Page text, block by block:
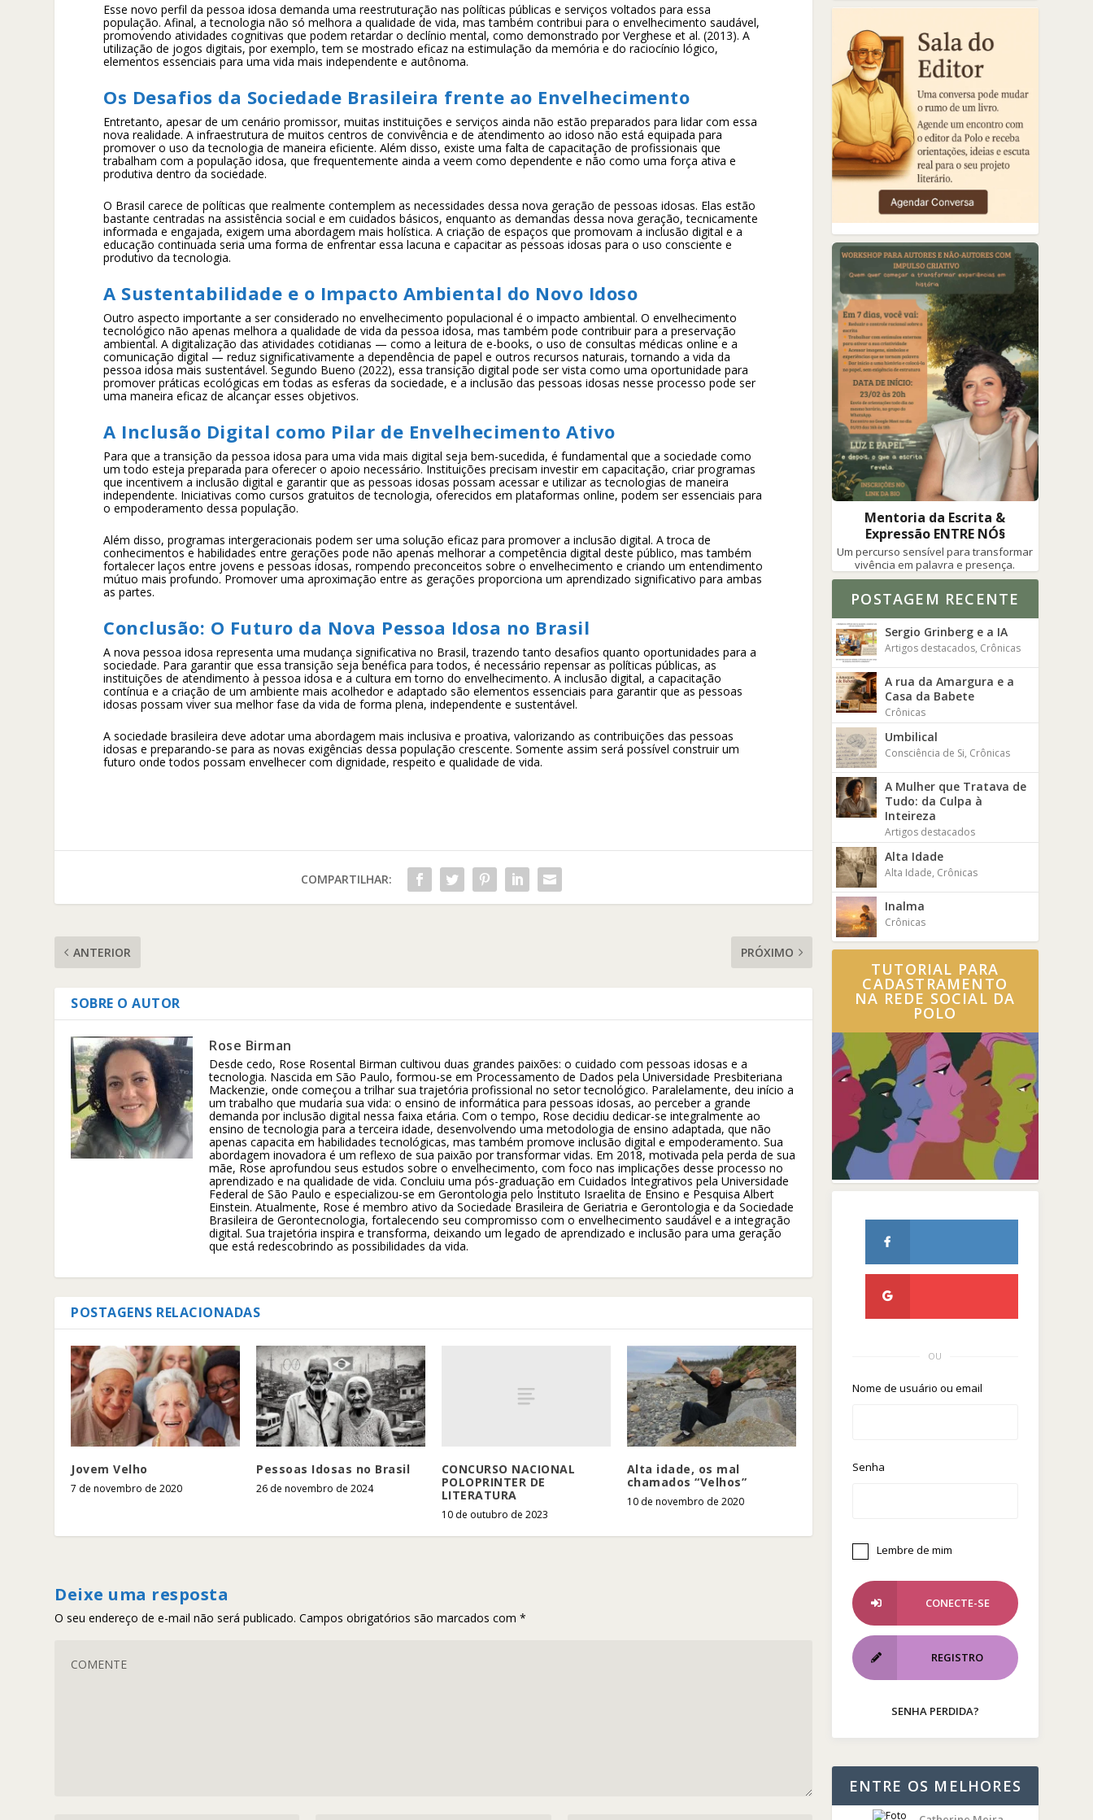
Esse novo perfil da pessoa idosa demanda uma reestruturação nas políticas públicas e serviços voltados para essa
população. Afinal, a tecnologia não só melhora a qualidade de vida, mas também contribui para o envelhecimento saudável,
promovendo atividades cognitivas que podem retardar o declínio mental, como demonstrado por Verghese et al. (2013). A
utilização de jogos digitais, por exemplo, tem se mostrado eficaz na estimulação da memória e do raciocínio lógico,
elementos essenciais para uma vida mais independente e autônoma.
Os Desafios da Sociedade Brasileira frente ao Envelhecimento
Entretanto, apesar de um cenário promissor, muitas instituições e serviços ainda não estão preparados para lidar com essa
nova realidade. A infraestrutura de muitos centros de convivência e de atendimento ao idoso não está equipada para
promover o uso da tecnologia de maneira eficiente. Além disso, existe uma falta de capacitação de profissionais que
trabalham com a população idosa, que frequentemente ainda a veem como dependente e não como uma força ativa e
produtiva dentro da sociedade.
O Brasil carece de políticas que realmente contemplem as necessidades dessa nova geração de pessoas idosas. Elas estão
bastante centradas na assistência social e em cuidados básicos, enquanto as demandas dessa nova geração, tecnicamente
informada e engajada, exigem uma abordagem mais holística. A criação de espaços que promovam a inclusão digital e a
educação continuada seria uma forma de enfrentar essa lacuna e capacitar as pessoas idosas para o uso consciente e
produtivo da tecnologia.
A Sustentabilidade e o Impacto Ambiental do Novo Idoso
Outro aspecto importante a ser considerado no envelhecimento populacional é o impacto ambiental. O envelhecimento
tecnológico não apenas melhora a qualidade de vida da pessoa idosa, mas também pode contribuir para a preservação
ambiental. A digitalização das atividades cotidianas — como a leitura de e-books, o uso de consultas médicas online e a
comunicação digital — reduz significativamente a dependência de papel e outros recursos naturais, tornando a vida da
pessoa idosa mais sustentável. Segundo Bueno (2022), essa transição digital pode ser vista como uma oportunidade para
promover práticas ecológicas em todas as esferas da sociedade, e a inclusão das pessoas idosas nesse processo pode ser
uma maneira eficaz de alcançar esses objetivos.
A Inclusão Digital como Pilar de Envelhecimento Ativo
Para que a transição da pessoa idosa para uma vida mais digital seja bem-sucedida, é fundamental que a sociedade como
um todo esteja preparada para oferecer o apoio necessário. Instituições precisam investir em capacitação, criar programas
que incentivem a inclusão digital e garantir que as pessoas idosas possam acessar e utilizar as tecnologias de maneira
independente. Iniciativas como cursos gratuitos de tecnologia, oferecidos em plataformas online, podem ser essenciais para
o empoderamento dessa população.
Além disso, programas intergeracionais podem ser uma solução eficaz para promover a inclusão digital. A troca de
conhecimentos e habilidades entre gerações pode não apenas melhorar a competência digital deste público, mas também
fortalecer laços entre jovens e pessoas idosas, rompendo preconceitos sobre o envelhecimento e criando um entendimento
mútuo mais profundo. Promover uma aproximação entre as gerações proporciona um aprendizado significativo para ambas
as partes.
Conclusão: O Futuro da Nova Pessoa Idosa no Brasil
A nova pessoa idosa representa uma mudança significativa no Brasil, trazendo tanto desafios quanto oportunidades para a
sociedade. Para garantir que essa transição seja benéfica para todos, é necessário repensar as políticas públicas, as
instituições de atendimento à pessoa idosa e a cultura em torno do envelhecimento. A inclusão digital, a capacitação
contínua e a criação de um ambiente mais acolhedor e adaptado são elementos essenciais para garantir que as pessoas
idosas possam viver sua melhor fase da vida de forma plena, independente e sustentável.
A sociedade brasileira deve adotar uma abordagem mais inclusiva e proativa, valorizando as contribuições das pessoas
idosas e preparando-se para as novas exigências dessa população crescente. Somente assim será possível construir um
futuro onde todos possam envelhecer com dignidade, respeito e qualidade de vida.
COMPARTILHAR:
ANTERIOR PRÓXIMO
SOBRE O AUTOR
Rose Birman
Desde cedo, Rose Rosental Birman cultivou duas grandes paixões: o cuidado com pessoas idosas e a
tecnologia. Nascida em São Paulo, formou-se em Processamento de Dados pela Universidade Presbiteriana
Mackenzie, onde começou a trilhar sua trajetória profissional no setor tecnológico. Paralelamente, deu início a
um trabalho que mudaria sua vida: o ensino de informática para pessoas idosas, ao perceber a grande
demanda por inclusão digital nessa faixa etária. Com o tempo, Rose decidiu dedicar-se integralmente ao
ensino de tecnologia para a terceira idade, desenvolvendo uma metodologia de ensino adaptada, que não
apenas capacita em habilidades tecnológicas, mas também promove inclusão digital e empoderamento. Sua
abordagem inovadora é um reflexo de sua paixão por transformar vidas. Em 2018, motivada pela perda de sua
mãe, Rose aprofundou seus estudos sobre o envelhecimento, com foco nas implicações desse processo no
aprendizado e na qualidade de vida. Concluiu uma pós-graduação em Cuidados Integrativos pela Universidade
Federal de São Paulo e especializou-se em Gerontologia pelo Instituto Israelita de Ensino e Pesquisa Albert
Einstein. Atualmente, Rose é membro ativo da Sociedade Brasileira de Geriatria e Gerontologia e da Sociedade
Brasileira de Gerontecnologia, fortalecendo seu compromisso com o envelhecimento saudável e a integração
digital. Sua trajetória inspira e transforma, deixando um legado de aprendizado e inclusão para uma geração
que está redescobrindo as possibilidades da vida.
POSTAGENS RELACIONADAS
Jovem Velho
7 de novembro de 2020
Pessoas Idosas no Brasil
26 de novembro de 2024
CONCURSO NACIONAL
POLOPRINTER DE
LITERATURA
10 de outubro de 2023
Alta idade, os mal
chamados “Velhos”
10 de novembro de 2020
Deixe uma resposta
O seu endereço de e-mail não será publicado. Campos obrigatórios são marcados com*
Mentoria da Escrita &
Expressão ENTRE NÓ§
Um percurso sensível para transformar
vivência em palavra e presença.
POSTAGEM RECENTE
Sergio Grinberg e a IA
Artigos destacados, Crônicas
A rua da Amargura e a
Casa da Babete
Crônicas
Umbilical
Consciência de Si, Crônicas
A Mulher que Tratava de
Tudo: da Culpa à
Inteireza
Artigos destacados
Alta Idade
Alta Idade, Crônicas
Inalma
Crônicas
TUTORIAL PARA
CADASTRAMENTO
NA REDE SOCIAL DA
POLO
OU
Nome de usuário ou email
Senha
Lembre de mim
CONECTE-SE
REGISTRO
SENHA PERDIDA?
ENTRE OS MELHORES